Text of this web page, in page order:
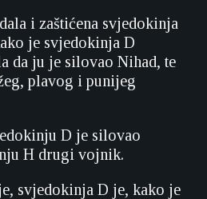
i zaštićena svjedokinja
je svjedokinja D
da ju je silovao Nihad, te
plavog i punijeg
D je silovao
H drugi vojnik.
svjedokinja D je, kako je